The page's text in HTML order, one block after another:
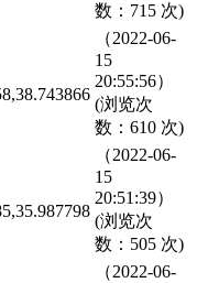
数：715 次)
（2022-06-
15
20:55:56）
(浏览次
数：610 次)
（2022-06-
15
20:51:39）
(浏览次
数：505 次)
（2022-06-